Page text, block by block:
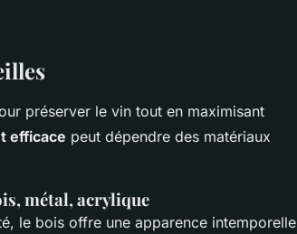
préserver le vin tout en maximisant
efficace peut dépendre des matériaux
métal, acrylique
le bois offre une apparence intemporelle